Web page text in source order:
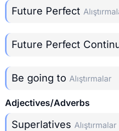
Future Perfect
Future Perfect
Be going to Alıştırmalar
Adjectives/Adverbs
Superlatives Alıştırmalar